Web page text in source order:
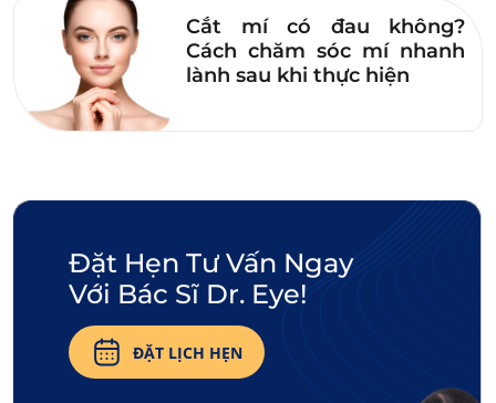
Uống nhiều nước, tăng cường bổ sung các
thực phẩm giàu protein như thịt, sữa, phô
mai,… Đồng thời, kiêng ăn hải sản, gạo nếp,
Sử dụng thuốc theo chỉ định của bác sĩ giúp
vết thương nhanh lành.
Tái khám theo lịch hẹn với bác sĩ để được
kiểm tra quá trình vết thương hồi phục.
Cắt mí có đau không?
Cách chăm sóc mí nhanh
lành sau khi thực hiện
Đặt Hẹn Tư Vấn Ngay
Với Bác Sĩ Dr. Eye!
ĐẶT LỊCH HẸN